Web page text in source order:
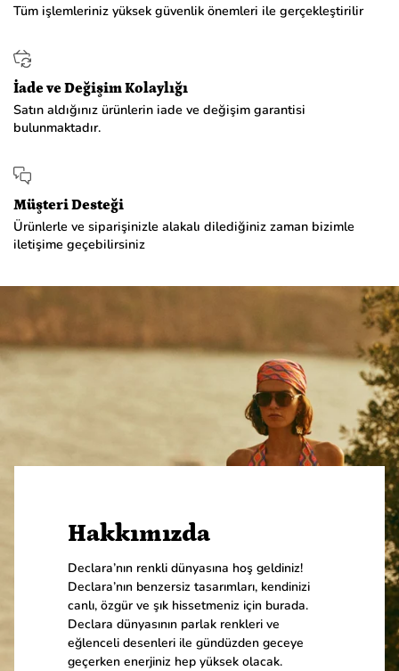
Tüm işlemleriniz yüksek güvenlik önemleri ile gerçekleştirilir
İade ve Değişim Kolaylığı
Satın aldığınız ürünlerin iade ve değişim garantisi
bulunmaktadır.
Müşteri Desteği
Ürünlerle ve siparişinizle alakalı dilediğiniz zaman bizimle
iletişime geçebilirsiniz
Hakkımızda
Declara’nın renkli dünyasına hoş geldiniz!
Declara’nın benzersiz tasarımları, kendinizi
canlı, özgür ve şık hissetmeniz için burada.
Declara dünyasının parlak renkleri ve
eğlenceli desenleri ile gündüzden geceye
geçerken enerjiniz hep yüksek olacak.